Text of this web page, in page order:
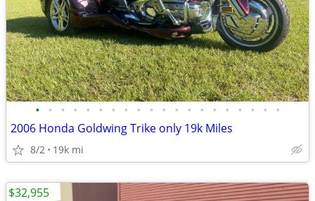
• • • • • • • • • • • • • • • • • • • •
2006 Honda Goldwing Trike only 19k Miles
8/2 19k mi
$32,955